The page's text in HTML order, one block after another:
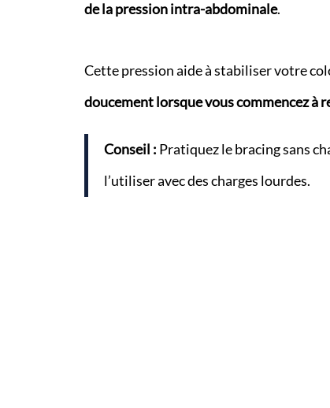
de la pression intra-abdominale.
Cette pression aide à stabiliser votre
doucement lorsque vous commencez à
Conseil : Pratiquez le bracing sans
l’utiliser avec des charges lourdes.